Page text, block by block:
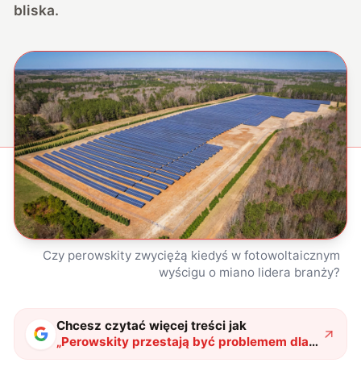
bliska.
Czy perowskity zwyciężą kiedyś w fotowoltaicznym
wyścigu o miano lidera branży?
Chcesz czytać więcej treści jak
„Perowskity przestają być problemem dla
nauki. Za granicą odkryli sensacyjny